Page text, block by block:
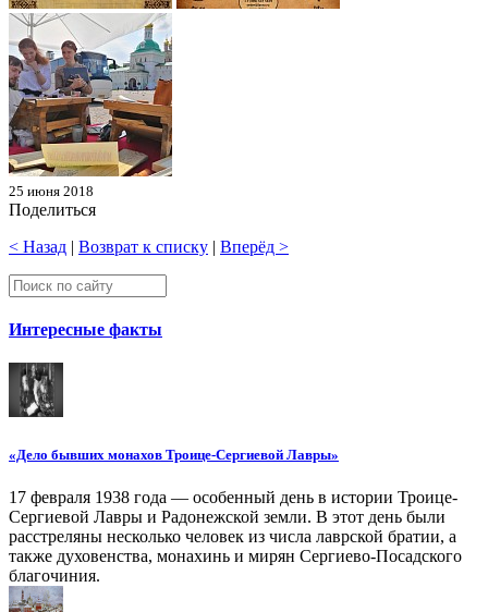
25 июня 2018
Поделиться
< Назад | Возврат к списку | Вперёд >
Интересные факты
«Дело бывших монахов Троице-Сергиевой Лавры»
17 февраля 1938 года — особенный день в истории Троице-
Сергиевой Лавры и Радонежской земли. В этот день были
расстреляны несколько человек из числа лаврской братии, а
также духовенства, монахинь и мирян Сергиево-Посадского
благочиния.